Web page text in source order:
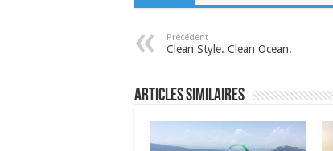
Précédent
Clean Style. Clean Ocean.
Articles similaires